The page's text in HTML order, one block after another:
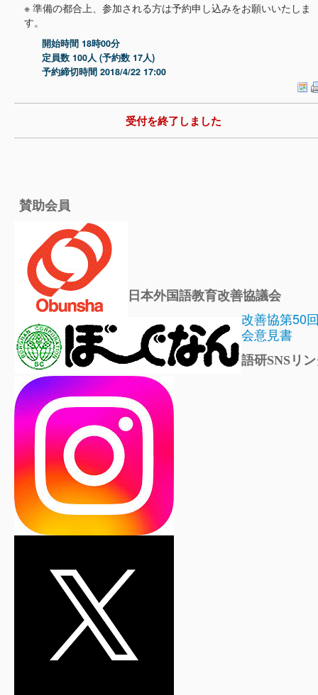
※ 準備の都合上、参加される方は予約申し込みをお願いいたしま
す。
開始時間 18時00分
定員数 100人 (予約数 17人)
予約締切時間 2018/4/22 17:00
受付を終了しました
賛助会員
日本外国語教育改善協議会
改善協第50
会意見書
語研SNSリ